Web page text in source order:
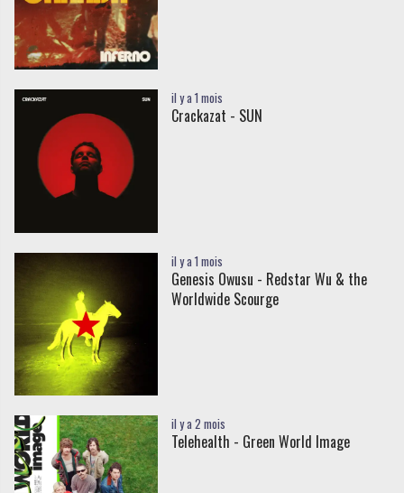
il y a 1 mois
Crackazat - SUN
il y a 1 mois
Genesis Owusu - Redstar Wu & the
Worldwide Scourge
il y a 2 mois
Telehealth - Green World Image